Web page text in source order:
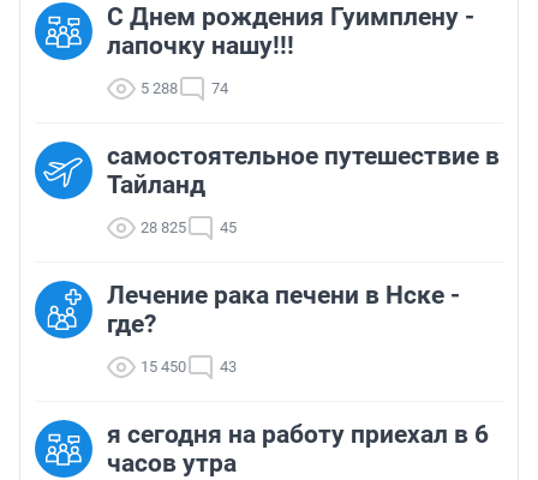
С Днем рождения Гуимплену -
лапочку нашу!!!
5 288 74
самостоятельное путешествие в
Тайланд
28 825 45
Лечение рака печени в Нске -
где?
15 450 43
я сегодня на работу приехал в 6
часов утра